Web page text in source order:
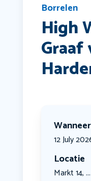
Borrelen
High
Graaf
12 July
Locatie
Markt 14, ...